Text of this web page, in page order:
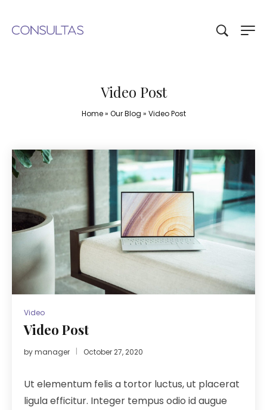
Video Post
Home» Our Blog » Video Post
Video
Video Post
bymanager October 27, 2020
Ut elementum felis a tortor luctus, ut placerat
ligula efficitur. Integer tempus odio id augue